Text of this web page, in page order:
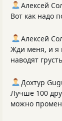
Алексей
Вот как надо
Алексей
Жди меня, и я
наводят
Дохтур
Лучше 100
можно